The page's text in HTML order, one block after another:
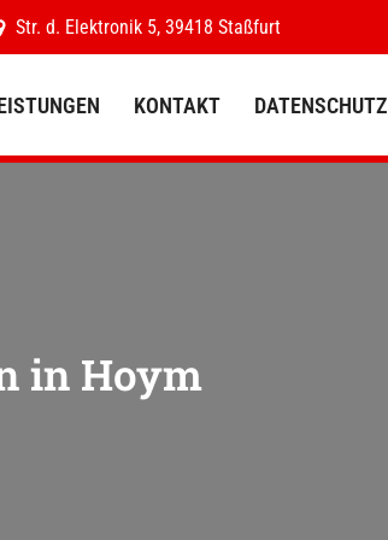
Str. d. Elektronik 5, 39418 Staßfurt
KONTAKT DATENSCHUTZ
in Hoym